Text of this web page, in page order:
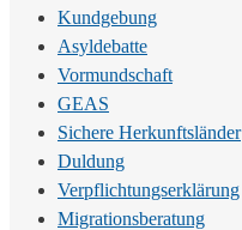
Kundgebung
Asyldebatte
Vormundschaft
GEAS
Sichere Herkunftsländer
Duldung
Verpflichtungserklärung
Migrationsberatung